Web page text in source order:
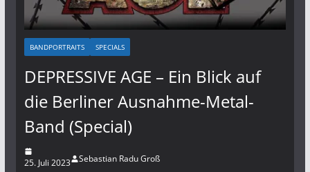
BANDPORTRAITS SPECIALS
DEPRESSIVE AGE – Ein Blick auf
die Berliner Ausnahme-Metal-
Band (Special)
25. Juli 2023 Sebastian Radu Groß